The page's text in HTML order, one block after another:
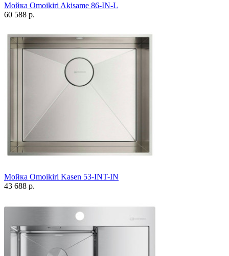
Мойка Omoikiri Akisame 86-IN-L
60 588 р.
Мойка Omoikiri Kasen 53-INT-IN
43 688 р.